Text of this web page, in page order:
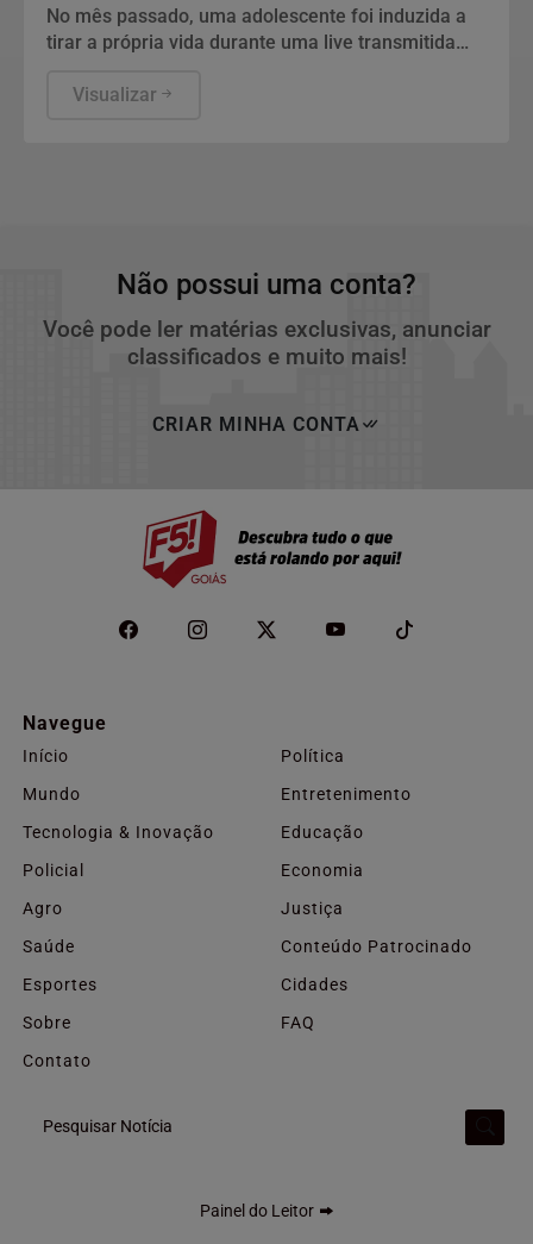
No mês passado, uma adolescente foi induzida a
tirar a própria vida durante uma live transmitida
Visualizar
Não possui uma conta?
Você pode ler matérias exclusivas, anunciar
classificados e muito mais!
CRIAR MINHA CONTA
Navegue
Início
Política
Mundo
Entretenimento
Tecnologia & Inovação
Educação
Policial
Economia
Agro
Justiça
Saúde
Conteúdo Patrocinado
Esportes
Cidades
Sobre
FAQ
Contato
Pesquisar Notícia
Painel do Leitor